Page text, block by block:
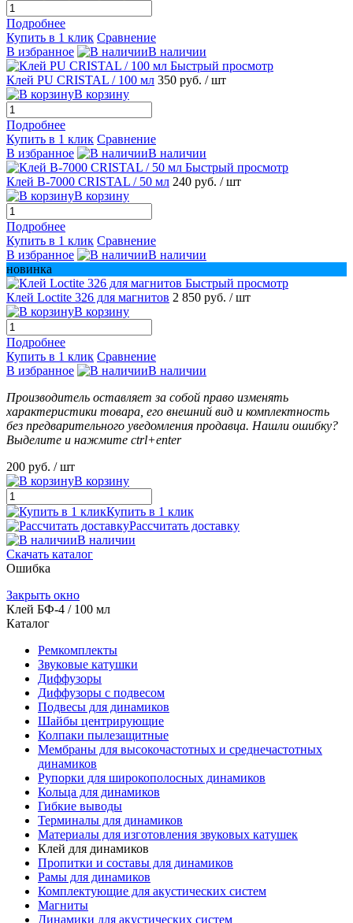
Подробнее
Купить в 1 клик Сравнение
В избранное
В наличии
Быстрый просмотр
Клей PU CRISTAL / 100 мл 350 руб. / шт
В корзину
Подробнее
Купить в 1 клик Сравнение
В избранное
В наличии
Быстрый просмотр
Клей B-7000 CRISTAL / 50 мл 240 руб. / шт
В корзину
Подробнее
Купить в 1 клик Сравнение
В избранное
В наличии
новинка
Быстрый просмотр
Клей Loctite 326 для магнитов 2 850 руб. / шт
В корзину
Подробнее
Купить в 1 клик Сравнение
В избранное
В наличии
Производитель оставляет за собой право изменять
характеристики товара, его внешний вид и комплектность
без предварительного уведомления продавца. Нашли ошибку?
Выделите и нажмите ctrl+enter
200 руб. / шт
В корзину
Купить в 1 клик
Рассчитать доставку
В наличии
Скачать каталог
Ошибка
Закрыть окно
Клей БФ-4 / 100 мл
Каталог
Ремкомплекты
Звуковые катушки
Диффузоры
Диффузоры с подвесом
Подвесы для динамиков
Шайбы центрирующие
Колпаки пылезащитные
Мембраны для высокочастотных и среднечастотных
динамиков
Рупорки для широкополосных динамиков
Кольца для динамиков
Гибкие выводы
Терминалы для динамиков
Материалы для изготовления звуковых катушек
Клей для динамиков
Пропитки и составы для динамиков
Рамы для динамиков
Комплектующие для акустических систем
Магниты
Динамики для акустических систем